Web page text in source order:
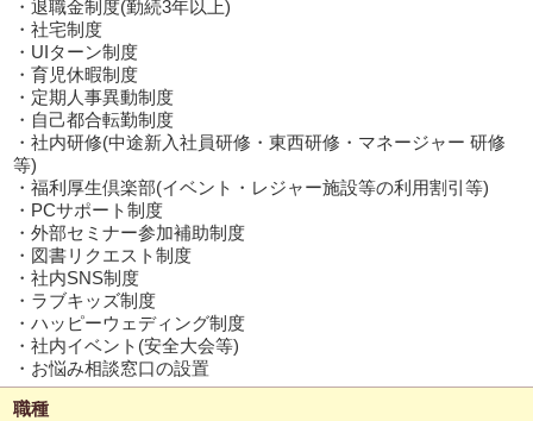
・退職金制度(勤続3年以上)
・社宅制度
・UIターン制度
・育児休暇制度
・定期人事異動制度
・自己都合転勤制度
・社内研修(中途新入社員研修・東西研修・マネージャー 研修
等)
・福利厚生倶楽部(イベント・レジャー施設等の利用割引等)
・PCサポート制度
・外部セミナー参加補助制度
・図書リクエスト制度
・社内SNS制度
・ラブキッズ制度
・ハッピーウェディング制度
・社内イベント(安全大会等)
・お悩み相談窓口の設置
職種